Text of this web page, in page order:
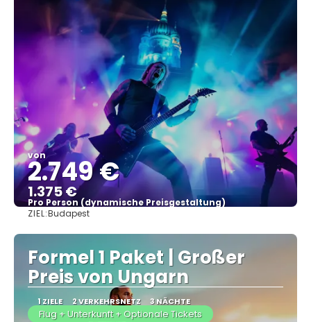
von
2.749 €
1.375 €
Pro Person (dynamische Preisgestaltung)
ZIEL:Budapest
Formel 1 Paket | Großer
Preis von Ungarn
1 ZIELE 2 VERKEHRSNETZ 3 NÄCHTE
Flug + Unterkunft + Optionale Tickets